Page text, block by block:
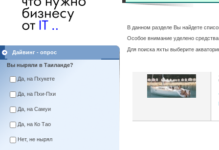
Дайвинг - опрос
Вы ныряли в Таиланде?
Да, на Пхукете
Да, на Пхи-Пхи
Да, на Самуи
Да, на Ко Тао
Нет, не нырял
В данном разделе Вы найдете
Особое внимание уделено
Для поиска яхты выберите